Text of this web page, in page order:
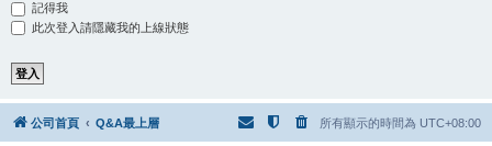
記得我
此次登入請隱藏我的上線狀態
公司首頁 Q&A最上層 所有顯示的時間為 UTC+08:00